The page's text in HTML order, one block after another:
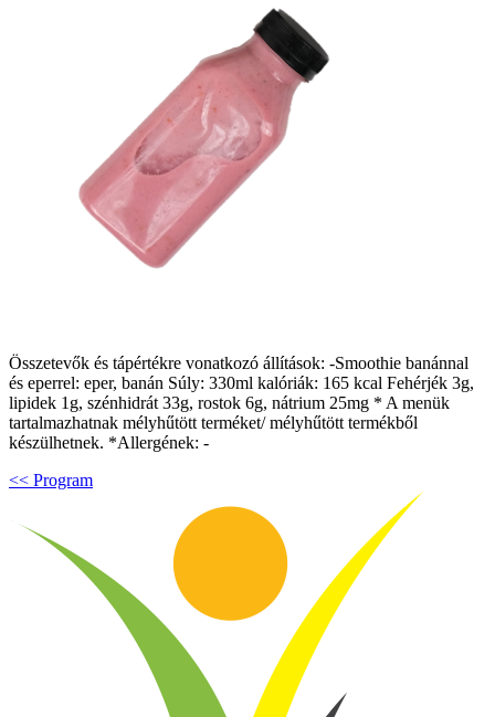
Összetevők és tápértékre vonatkozó állítások: -Smoothie banánnal
és eperrel: eper, banán Súly: 330ml kalóriák: 165 kcal Fehérjék 3g,
lipidek 1g, szénhidrát 33g, rostok 6g, nátrium 25mg * A menük
tartalmazhatnak mélyhűtött terméket/ mélyhűtött termékből
készülhetnek. *Allergének: -
<< Program